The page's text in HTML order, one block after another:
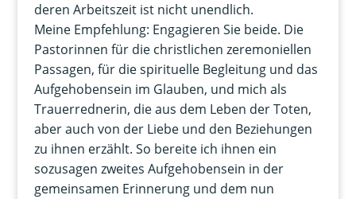
deren Arbeitszeit ist nicht unendlich.
Meine Empfehlung: Engagieren Sie beide. Die
Pastorinnen für die christlichen zeremoniellen
Passagen, für die spirituelle Begleitung und das
Aufgehobensein im Glauben, und mich als
Trauerrednerin, die aus dem Leben der Toten,
aber auch von der Liebe und den Beziehungen
zu ihnen erzählt. So bereite ich ihnen ein
sozusagen zweites Aufgehobensein in der
gemeinsamen Erinnerung und dem nun